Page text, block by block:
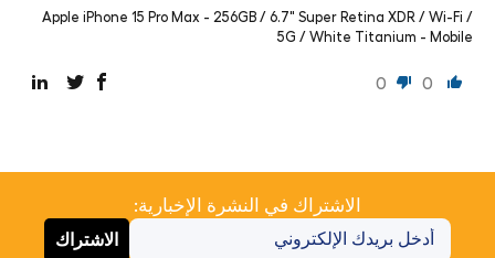
Apple iPhone 15 Pro Max - 256GB / 6.7" Super Retina XDR / Wi-Fi /
5G / White Titanium - Mobile
0
0
الاشتراك في النشرة الإخبارية:
الاشتراك